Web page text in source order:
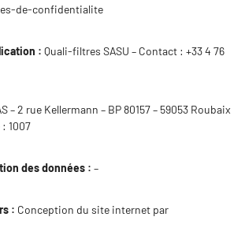
de-confidentialite
: Quali-filtres SASU – Contact : +33 4 76
– 2 rue Kellermann – BP 80157 – 59053 Roubaix
: 1007
des données : –
: Conception du site internet par